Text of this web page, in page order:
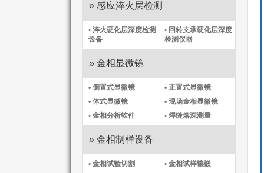
» 感应淬火层检测
• 淬火硬化层深度检测
设备
• 回转支承硬化层深度
检测仪器
» 金相显微镜
• 倒置式显微镜
• 正置式显微镜
• 体式显微镜
• 现场金相显微镜
• 金相分析软件
• 焊缝熔深测量
» 金相制样设备
• 金相试验切割
• 金相试样镶嵌